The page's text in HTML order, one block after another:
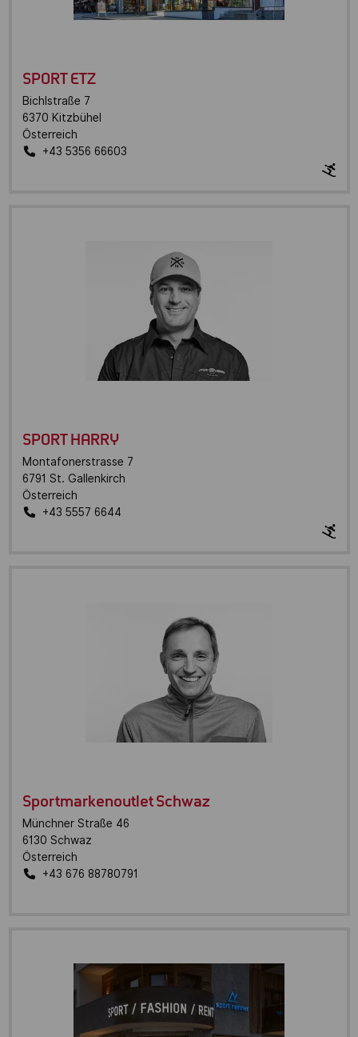
SPORT ETZ
Bichlstraße 7
6370 Kitzbühel
Österreich
+43 5356 66603
SPORT HARRY
Montafonerstrasse 7
6791 St. Gallenkirch
Österreich
+43 5557 6644
Sportmarkenoutlet Schwaz
Münchner Straße 46
6130 Schwaz
Österreich
+43 676 88780791